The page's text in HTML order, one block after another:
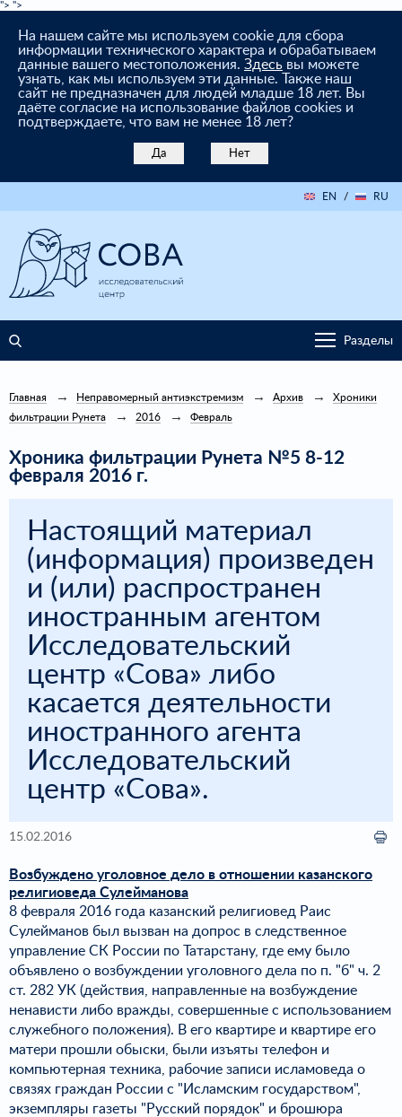
"> ">
На нашем сайте мы используем cookie для сбора
информации технического характера и обрабатываем
данные вашего местоположения. Здесь вы можете
узнать, как мы используем эти данные. Также наш
сайт не предназначен для людей младше 18 лет. Вы
даёте согласие на использование файлов cookies и
подтверждаете, что вам не менее 18 лет?
Да Нет
EN / RU
Разделы
Главная Неправомерный антиэкстремизм Архив
Хроники
фильтрации Рунета
2016 Февраль
Хроника фильтрации Рунета №5 8-12
февраля 2016 г.
Настоящий материал
(информация) произведен
и (или) распространен
иностранным агентом
Исследовательский
центр «Сова» либо
касается деятельности
иностранного агента
Исследовательский
центр «Сова».
15.02.2016
Возбуждено уголовное дело в отношении казанского
религиоведа Сулейманова
8 февраля 2016 года казанский религиовед Раис
Сулейманов был вызван на допрос в следственное
управление СК России по Татарстану, где ему было
объявлено о возбуждении уголовного дела по п. "б" ч. 2
ст. 282 УК (действия, направленные на возбуждение
ненависти либо вражды, совершенные с использованием
служебного положения). В его квартире и квартире его
матери прошли обыски, были изъяты телефон и
компьютерная техника, рабочие записи исламоведа о
связях граждан России с "Исламским государством",
экземпляры газеты "Русский порядок" и брошюра